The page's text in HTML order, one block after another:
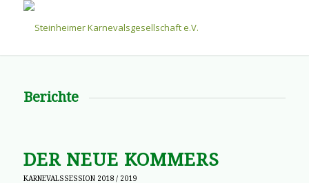
Berichte
DER NEUE KOMMERS
KARNEVALSSESSION 2018 / 2019